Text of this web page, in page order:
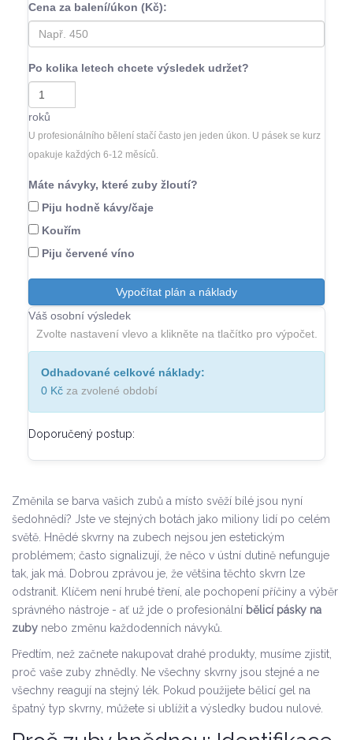
Cena za balení/úkon (Kč):
Po kolika letech chcete výsledek udržet?
roků
U profesionálního bělení stačí často jen jeden úkon. U pásek se kurz
opakuje každých 6-12 měsíců.
Máte návyky, které zuby žloutí?
Piju hodně kávy/čaje
Kouřím
Piju červené víno
Vypočítat plán a náklady
Váš osobní výsledek
Zvolte nastavení vlevo a klikněte na tlačítko pro výpočet.
Odhadované celkové náklady:
0 Kč za zvolené období
Doporučený postup:
Změnila se barva vašich zubů a místo svěží bílé jsou nyní
šedohnědí? Jste ve stejných botách jako miliony lidí po celém
světě. Hnědé skvrny na zubech nejsou jen estetickým
problémem; často signalizují, že něco v ústní dutině nefunguje
tak, jak má. Dobrou zprávou je, že většina těchto skvrn lze
odstranit. Klíčem není hrubé tření, ale pochopení příčiny a výběr
správného nástroje - ať už jde o profesionální bělicí pásky na
zuby nebo změnu každodenních návyků.
Předtím, než začnete nakupovat drahé produkty, musíme zjistit,
proč vaše zuby zhnědly. Ne všechny skvrny jsou stejné a ne
všechny reagují na stejný lék. Pokud použijete bělicí gel na
špatný typ skvrny, můžete si ublížit a výsledky budou nulové.